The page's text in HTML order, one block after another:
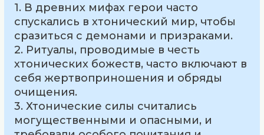
1. В древних мифах герои часто
спускались в хтонический мир, чтобы
сразиться с демонами и призраками.
2. Ритуалы, проводимые в честь
хтонических божеств, часто включают в
себя жертвоприношения и обряды
очищения.
3. Хтонические силы считались
могущественными и опасными, и